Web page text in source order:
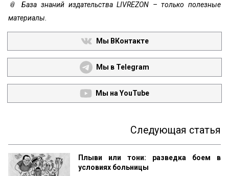
📎 База знаний издательства LIVREZON – только полезные
материалы.
Мы ВКонтакте
Мы в Telegram
Мы на YouTube
Следующая статья
Плыви или тони: разведка боем в
условиях больницы